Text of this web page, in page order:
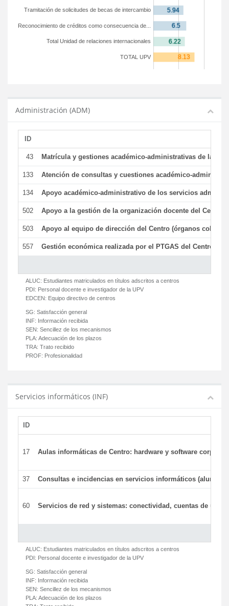
TOTAL UPV
Total Unidad de relaciones internacionales
Reconocimiento de créditos como consecuencia de...
Tramitación de solicitudes de becas de intercambio
Administración (ADM)
ID
43 Matrícula y gestiones académico-administrativas de la
133 Atención de consultas y cuestiones académico-
134 Apoyo académico-administrativo de los servicios
502 Apoyo a la gestión de la organización docente del Centro
503 Apoyo al equipo de dirección del Centro (órganos
557 Gestión económica realizada por el PTGAS del Centro
ALUC: Estudiantes matriculados en títulos adscritos a centros
PDI: Personal docente e investigador de la UPV
EDCEN: Equipo directivo de centros
SG: Satisfacción general
INF: Información recibida
SEN: Sencillez de los mecanismos
PLA: Adecuación de los plazos
TRA: Trato recibido
PROF: Profesionalidad
Servicios informáticos (INF)
ID
17 Aulas informáticas de Centro: hardware y software
37 Consultas e incidencias en servicios informáticos (alumnos)
60 Servicios de red y sistemas: conectividad, cuentas de
ALUC: Estudiantes matriculados en títulos adscritos a centros
PDI: Personal docente e investigador de la UPV
SG: Satisfacción general
INF: Información recibida
SEN: Sencillez de los mecanismos
PLA: Adecuación de los plazos